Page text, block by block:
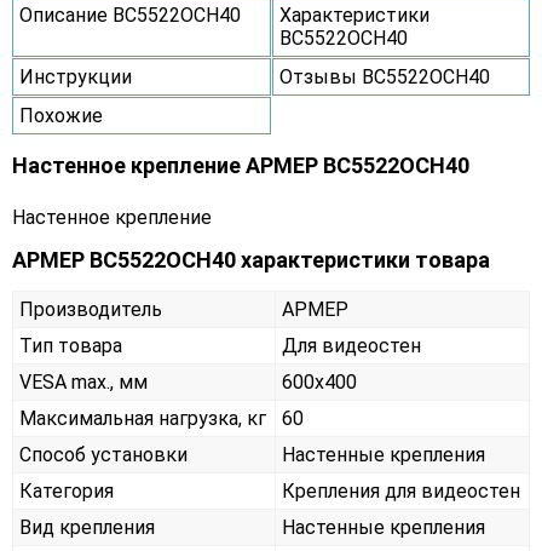
Описание ВС5522ОСН40
Характеристики
ВС5522ОСН40
Инструкции
Отзывы ВС5522ОСН40
Похожие
Настенное крепление АРМЕР ВС5522ОСН40
Настенное крепление
АРМЕР ВС5522ОСН40 характеристики товара
Производитель
АРМЕР
Тип товара
Для видеостен
VESA max., мм
600х400
Максимальная нагрузка, кг
60
Способ установки
Настенные крепления
Категория
Крепления для видеостен
Вид крепления
Настенные крепления